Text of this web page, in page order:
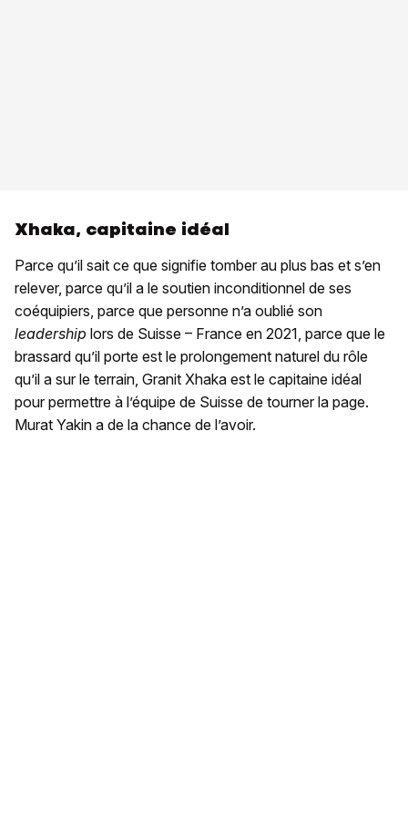
Xhaka, capitaine idéal
Parce qu’il sait ce que signifie tomber au plus bas et s’en
relever, parce qu’il a le soutien inconditionnel de ses
coéquipiers, parce que personne n’a oublié son
leadership lors de Suisse – France en 2021, parce que le
brassard qu’il porte est le prolongement naturel du rôle
qu’il a sur le terrain, Granit Xhaka est le capitaine idéal
pour permettre à l’équipe de Suisse de tourner la page.
Murat Yakin a de la chance de l’avoir.